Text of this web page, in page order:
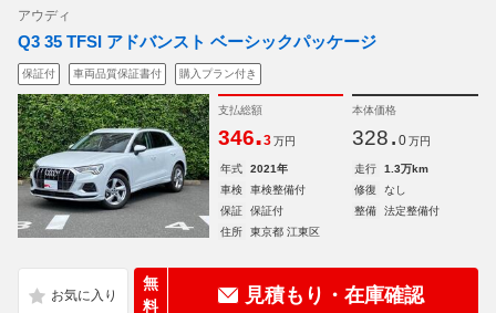
アウディ
Q3 35 TFSI アドバンスト ベーシックパッケージ
保証付 車両品質保証書付 購入プラン付き
支払総額
346.3 万円
本体価格
328. 0 万円
年式 2021年 走行
1.3万km
車検
車検整備付 修復
なし
保証
保証付 整備
法定整備付
住所
東京都 江東区
無
料
見積もり・在庫確認